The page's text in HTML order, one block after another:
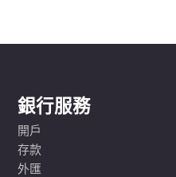
銀行服務
開戶
存款
外匯